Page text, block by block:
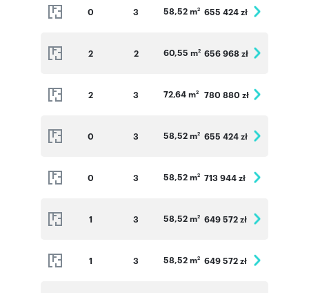
0 3 58,52 m2 655 424 zł
2 2 60,55 m2 656 968 zł
2 3 72,64 m2 780 880 zł
0 3 58,52 m2 655 424 zł
0 3 58,52 m2 713 944 zł
1 3 58,52 m2 649 572 zł
1 3 58,52 m2 649 572 zł